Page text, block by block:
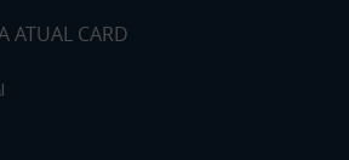
ATUAL CARD